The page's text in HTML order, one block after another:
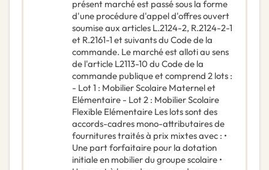
présent marché est passé sous la forme
d'une procédure d'appel d'offres ouvert
soumise aux articles L.2124-2, R.2124-2-1
et R.2161-1 et suivants du Code de la
commande. Le marché est alloti au sens
de l'article L2113-10 du Code de la
commande publique et comprend 2 lots :
- Lot 1 : Mobilier Scolaire Maternel et
Elémentaire - Lot 2 : Mobilier Scolaire
Flexible Elémentaire Les lots sont des
accords-cadres mono-attributaires de
fournitures traités à prix mixtes avec : •
Une part forfaitaire pour la dotation
initiale en mobilier du groupe scolaire •